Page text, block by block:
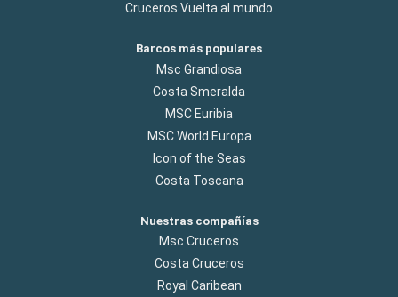
Cruceros Vuelta al mundo
Barcos más populares
Msc Grandiosa
Costa Smeralda
MSC Euribia
MSC World Europa
Icon of the Seas
Costa Toscana
Nuestras compañías
Msc Cruceros
Costa Cruceros
Royal Caribean